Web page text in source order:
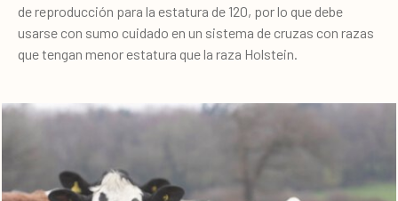
de reproducción para la estatura de 120, por lo que debe
usarse con sumo cuidado en un sistema de cruzas con razas
que tengan menor estatura que la raza Holstein.